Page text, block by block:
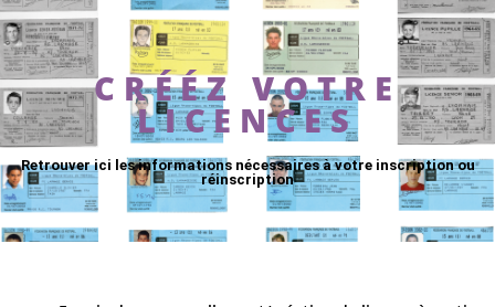
CRÉÉZ VOTRE
LICENCES
Retrouver ici les informations nécessaires à votre inscription ou
réinscription